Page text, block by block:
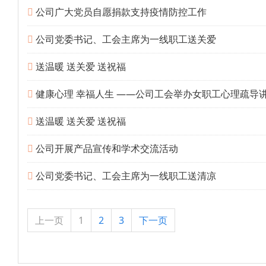
公司广大党员自愿捐款支持疫情防控工作
公司党委书记、工会主席为一线职工送关爱
送温暖 送关爱 送祝福
健康心理 幸福人生 ——公司工会举办女职工心理疏导
送温暖 送关爱 送祝福
公司开展产品宣传和学术交流活动
公司党委书记、工会主席为一线职工送清凉
上一页 1 2 3 下一页